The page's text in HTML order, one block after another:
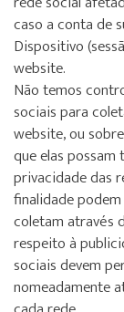
caso a conta de
Dispositivo
website.
Não temos
sociais para
website, ou
que elas
privacidade das
finalidade
coletam através
respeito à
sociais devem
nomeadamente